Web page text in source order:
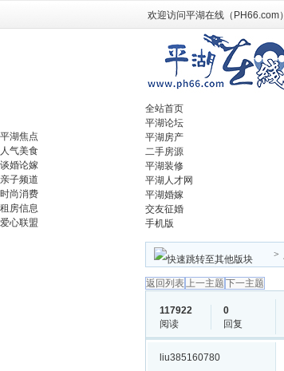
欢迎访问平湖在线（PH66.com）
全站首页
平湖论坛
平湖房产
二手房源
平湖装修
平湖人才网
平湖婚嫁
交友征婚
手机版
平湖焦点
人气美食
谈婚论嫁
亲子频道
时尚消费
租房信息
爱心联盟
>
返回列表上一主题 下一主题
117922
阅读
0
回复
liu385160780